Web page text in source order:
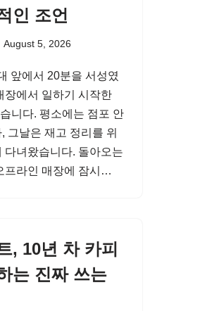
인 조언
August 5, 2026
앞에서 20분을 서성였
장에서 일하기 시작한
니다. 평소에는 점포 안
그날은 재고 정리를 위
다녀왔습니다. 돌아오는
프라인 매장에 잠시…
, 10년 차 카피
는 진짜 쓰는